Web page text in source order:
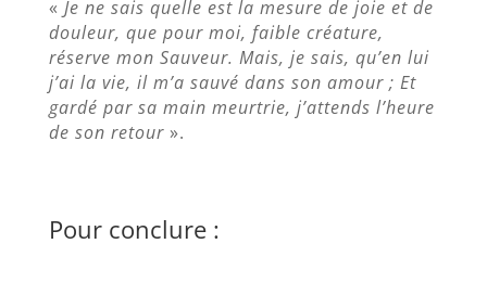
« Je ne sais quelle est la mesure de joie et de
douleur, que pour moi, faible créature,
réserve mon Sauveur. Mais, je sais, qu’en lui
j’ai la vie, il m’a sauvé dans son amour ; Et
gardé par sa main meurtrie, j’attends l’heure
de son retour».
Pour conclure :